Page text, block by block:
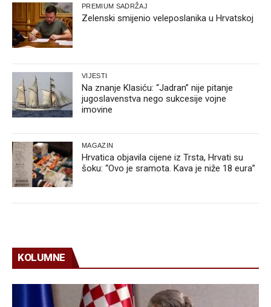
PREMIUM SADRŽAJ
Zelenski smijenio veleposlanika u Hrvatskoj
VIJESTI
Na znanje Klasiću: “Jadran” nije pitanje
jugoslavenstva nego sukcesije vojne
imovine
MAGAZIN
Hrvatica objavila cijene iz Trsta, Hrvati su
šoku: “Ovo je sramota. Kava je niže 18 eura”
KOLUMNE